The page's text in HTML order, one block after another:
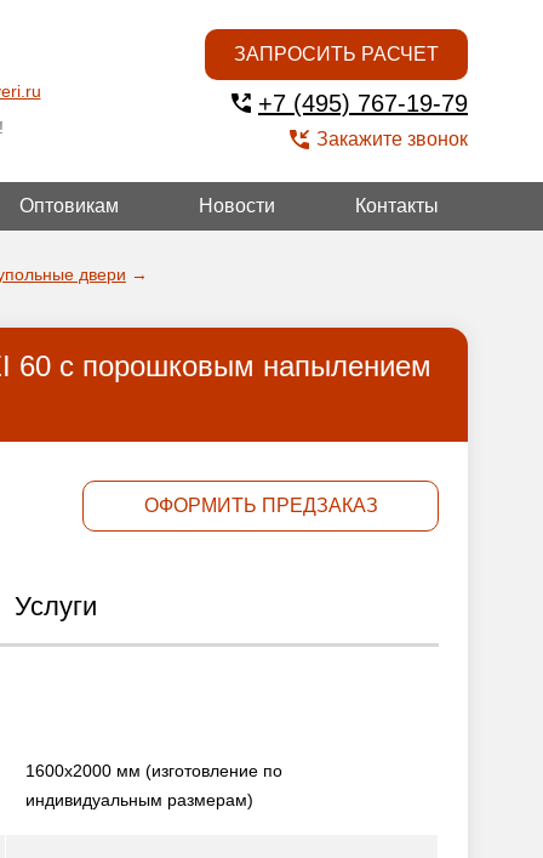
ЗАПРОСИТЬ РАСЧЕТ
+7 (495) 767-19-79
Закажите звонок
Оптовикам Новости Контакты
двери →
60 с порошковым напылением
ОФОРМИТЬ ПРЕДЗАКАЗ
Услуги
1600х2000 мм (изготовление по
индивидуальным размерам)